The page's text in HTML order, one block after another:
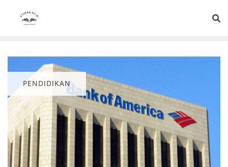
PENDIDIKAN